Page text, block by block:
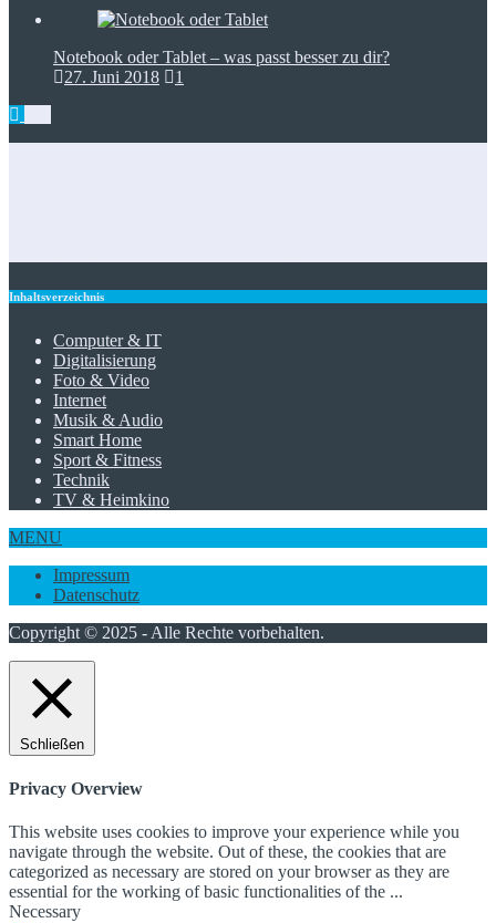
Notebook oder Tablet – was passt besser zu dir?
27. Juni 2018
1
Inhaltsverzeichnis
Computer & IT
Digitalisierung
Foto & Video
Internet
Musik & Audio
Smart Home
Sport & Fitness
Technik
TV & Heimkino
MENU
Impressum
Datenschutz
Copyright © 2025 - Alle Rechte vorbehalten.
Schließen
Privacy Overview
This website uses cookies to improve your experience while you
navigate through the website. Out of these, the cookies that are
categorized as necessary are stored on your browser as they are
essential for the working of basic functionalities of the ...
Necessary